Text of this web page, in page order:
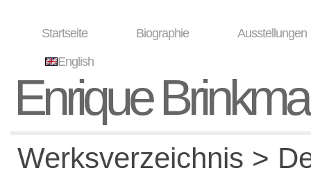
Startseite Biographie Ausstellungen
English
Enrique
Werksverzeichnis >